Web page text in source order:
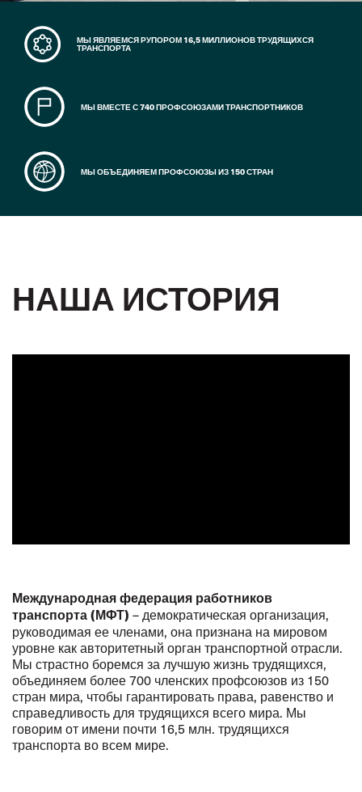
МЫ ЯВЛЯЕМСЯ РУПОРОМ 16,5 МИЛЛИОНОВ ТРУДЯЩИХСЯ
ТРАНСПОРТА
МЫ ВМЕСТЕ С 740 ПРОФСОЮЗАМИ ТРАНСПОРТНИКОВ
МЫ ОБЪЕДИНЯЕМ ПРОФСОЮЗЫ ИЗ 150 СТРАН
НАША ИСТОРИЯ
Международная федерация работников
транспорта (МФТ) – демократическая организация,
руководимая ее членами, она признана на мировом
уровне как авторитетный орган транспортной отрасли.
Мы страстно боремся за лучшую жизнь трудящихся,
объединяем более 700 членских профсоюзов из 150
стран мира, чтобы гарантировать права, равенство и
справедливость для трудящихся всего мира. Мы
говорим от имени почти 16,5 млн. трудящихся
транспорта во всем мире.